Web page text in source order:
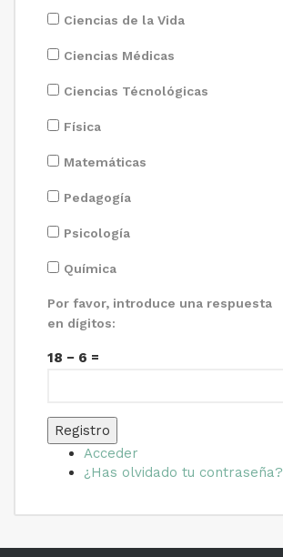
Ciencias de la Vida
Ciencias Médicas
Ciencias Técnológicas
Física
Matemáticas
Pedagogía
Psicología
Química
Por favor, introduce una respuesta
en dígitos:
18 − 6 =
Registro
Acceder
¿Has olvidado tu contraseña?